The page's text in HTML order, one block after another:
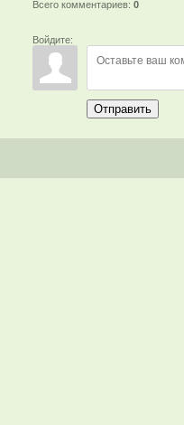
Всего комментариев:0
Войдите:
Отправить